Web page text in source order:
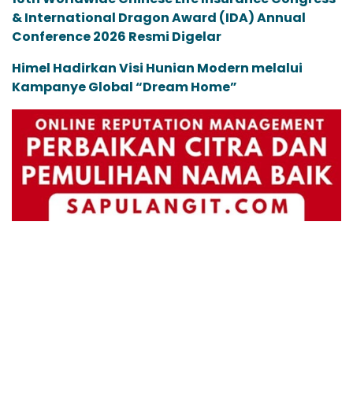
& International Dragon Award (IDA) Annual
Conference 2026 Resmi Digelar
Himel Hadirkan Visi Hunian Modern melalui
Kampanye Global “Dream Home”